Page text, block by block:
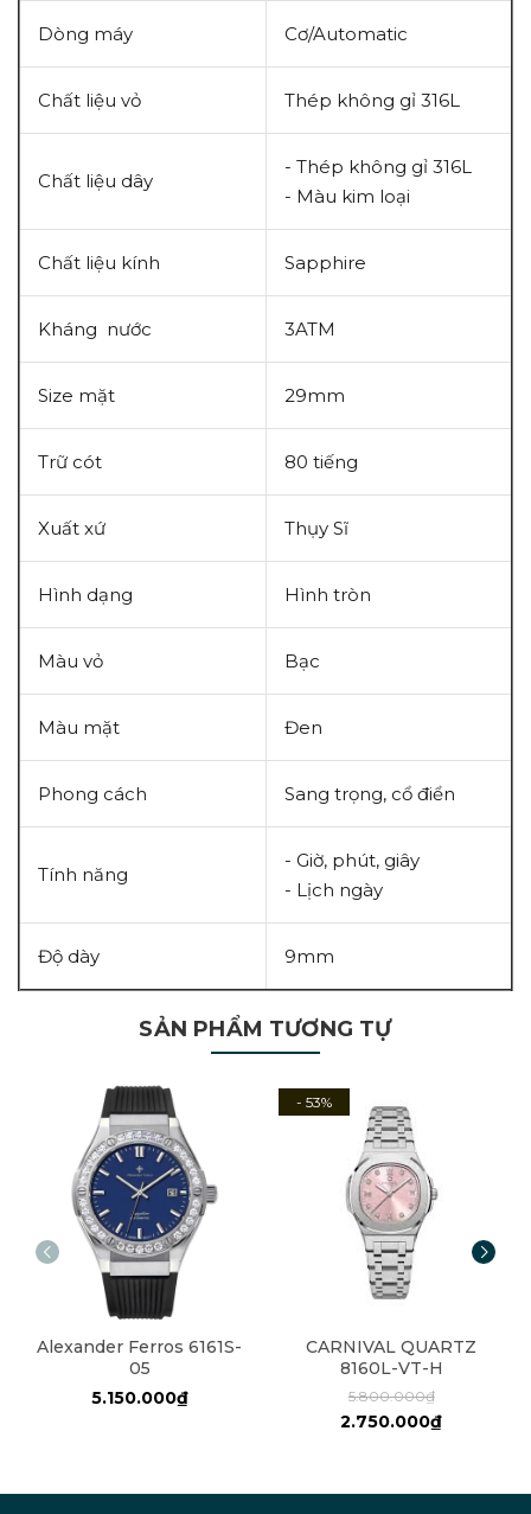
Dòng máy Cơ/Automatic
Chất liệu vỏ Thép không gỉ 316L
Chất liệu dây
- Thép không gỉ 316L
- Màu kim loại
Chất liệu kính Sapphire
Kháng nước 3ATM
Size mặt 29mm
Trữ cót 80 tiếng
Xuất xứ Thụy Sĩ
Hình dạng Hình tròn
Màu vỏ Bạc
Màu mặt Đen
Phong cách Sang trọng, cổ điển
Tính năng
- Giờ, phút, giây
- Lịch ngày
Độ dày 9mm
SẢN PHẨM TƯƠNG TỰ
Alexander Ferros 6161S-
05
5.150.000₫
- 53%
CARNIVAL QUARTZ
8160L-VT-H
5.800.000₫
2.750.000₫